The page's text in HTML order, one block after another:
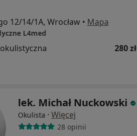
12/14/1A, Wrocław • Mapa
L4med
280 zł
lek. Michał Nuckowski
Okulista · Więcej
28 opinii